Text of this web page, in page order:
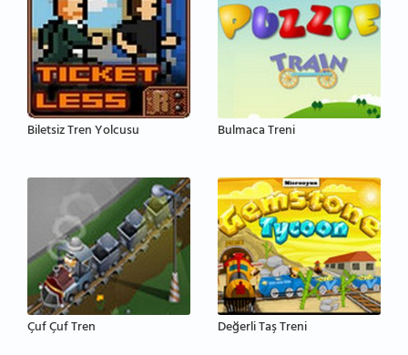
Biletsiz Tren Yolcusu Bulmaca Treni
Çuf Çuf Tren Değerli Taş Treni